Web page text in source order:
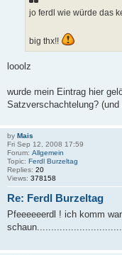
jo ferdl wie würde das
big thx!!
looolz
wurde mein Eintrag hier
Satzverschachtelung?
by Mais
Fri Sep 12, 2008 17:59
Forum: Allgemein
Topic: Ferdl Burzeltag
Replies: 20
Views: 378158
Re: Ferdl Burzeltag
Pfeeeeeerdl ! ich komm